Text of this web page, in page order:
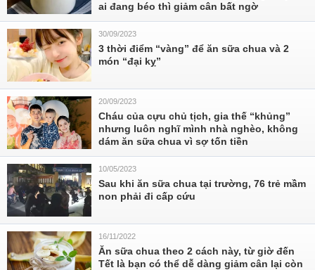
ai đang béo thì giảm cân bất ngờ
30/09/2023
3 thời điểm “vàng” để ăn sữa chua và 2
món “đại kỵ”
20/09/2023
Cháu của cựu chủ tịch, gia thế “khủng”
nhưng luôn nghĩ mình nhà nghèo, không
dám ăn sữa chua vì sợ tốn tiền
10/05/2023
Sau khi ăn sữa chua tại trường, 76 trẻ mầm
non phải đi cấp cứu
16/11/2022
Ăn sữa chua theo 2 cách này, từ giờ đến
Tết là bạn có thể dễ dàng giảm cân lại còn